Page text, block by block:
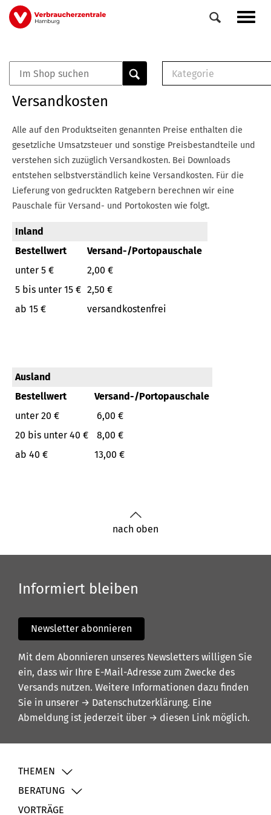
Direkt
zum
Veranstaltungen
0
Kategorie
E-Broschüre
Checklisten (PDF)
Broschüre
Buch
Versandkosten
Alle auf den Produktseiten genannten Preise enthalten die
gesetzliche Umsatzsteuer und sonstige Preisbestandteile und
verstehen sich zuzüglich Versandkosten. Bei Downloads
entstehen selbstverständlich keine Versandkosten. Für die
Lieferung von gedruckten Ratgebern berechnen wir eine
Pauschale für Versand- und Portokosten wie folgt.
Inland
Bestellwert
Versand-/Portopauschale
unter 5 €
2,00 €
5 bis unter 15 € 2,50 €
ab 15 €
versandkostenfrei
Ausland
Bestellwert
Versand-/Portopauschale
unter 20 €
6,00 €
20 bis unter 40 €
8,00 €
ab 40 €
13,00 €
nach oben
Informiert bleiben
Newsletter abonnieren
Mit dem Abonnieren unseres Newsletters willigen Sie
ein, dass wir Ihre E-Mail-Adresse zum Zwecke des
Versands nutzen. Weitere Informationen dazu finden
Sie in unserer → Datenschutzerklärung. Eine
Abmeldung ist jederzeit über → diesen Link möglich.
THEMEN
BERATUNG
VORTRÄGE